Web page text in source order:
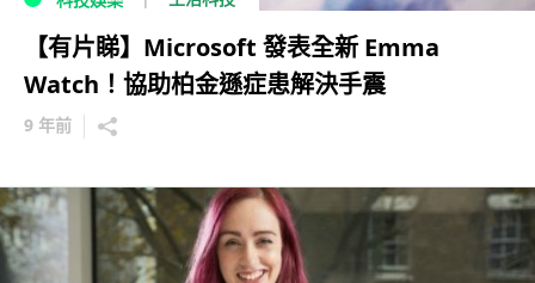
【有片睇】Microsoft 發表全新 Emma
Watch！協助柏金遜症患解決手震
9 年前